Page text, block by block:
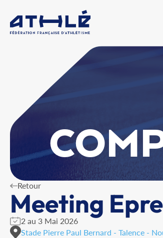
Retour
Meeting
2 au 3 Mai 2026
Stade Pierre Paul Bernard - Talence -